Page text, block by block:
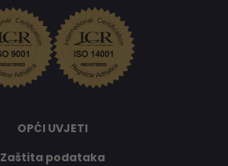
OPĆI UVJETI
Zaštita podataka